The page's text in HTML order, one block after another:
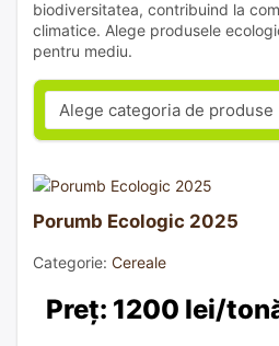
biodiversitatea, contribuind la
climatice. Alege produsele
pentru mediu.
Porumb Ecologic 2025
Categorie: Cereale
Preț: 1200 lei/